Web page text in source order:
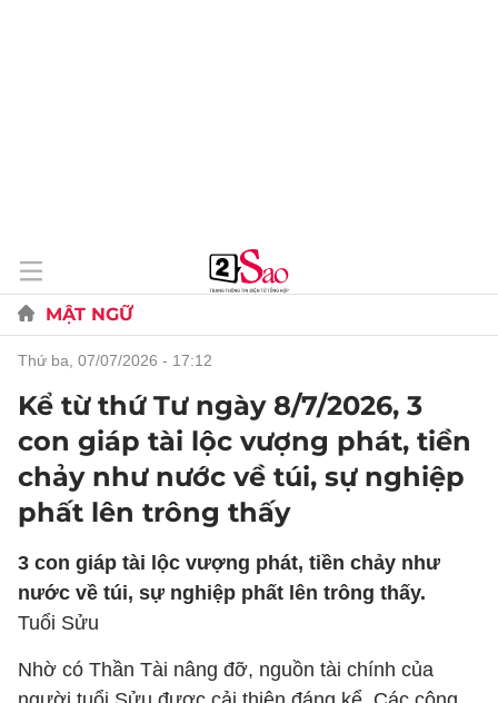
MẬT NGỮ
thứ ba, 07/07/2026 - 17:12
Kể từ thứ Tư ngày 8/7/2026, 3
con giáp tài lộc vượng phát, tiền
chảy như nước về túi, sự nghiệp
phất lên trông thấy
3 con giáp tài lộc vượng phát, tiền chảy như
nước về túi, sự nghiệp phất lên trông thấy.
Tuổi Sửu
Nhờ có Thần Tài nâng đỡ, nguồn tài chính của